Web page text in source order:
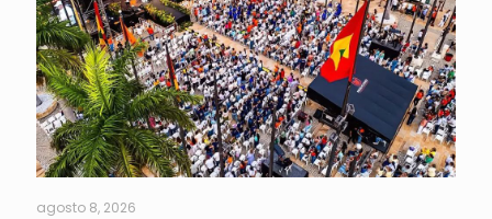
agosto 8, 2026